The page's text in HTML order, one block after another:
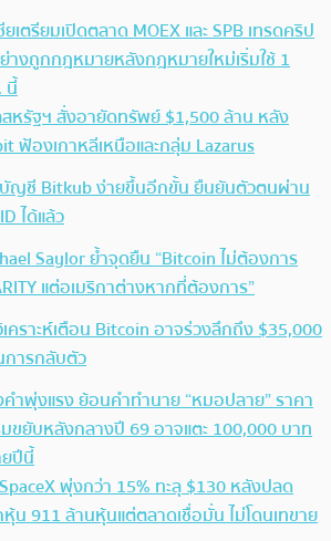
ยเตรียมเปิดตลาด MOEX และ SPB เทรดคริป
างถูกกฎหมายหลังกฎหมายใหม่เริ่มใช้ 1
นี้
หรัฐฯ สั่งอายัดทรัพย์ $1,500 ล้าน หลัง
ฟ้องเกาหลีเหนือและกลุ่ม Lazarus
ญชี Bitkub ง่ายขึ้นอีกขั้น ยืนยันตัวตนผ่าน
ได้แล้ว
Saylor ย้ำจุดยืน “Bitcoin ไม่ต้องการ
แต่อเมริกาต่างหากที่ต้องการ”
คราะห์เตือน Bitcoin อาจร่วงลึกถึง $35,000
ารกลับตัว
ำพุ่งแรง ย้อนคำทำนาย “หมอปลาย” ราคา
มขยับหลังกลางปี 69 อาจแตะ 100,000 บาท
ปีนี้
พุ่งกว่า 15% ทะลุ $130 หลังปลด
น 911 ล้านหุ้นแต่ตลาดเชื่อมั่น ไม่โดนเทขาย